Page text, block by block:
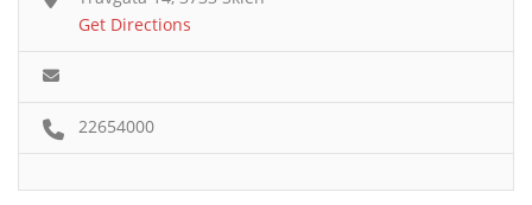
Get Directions
22654000